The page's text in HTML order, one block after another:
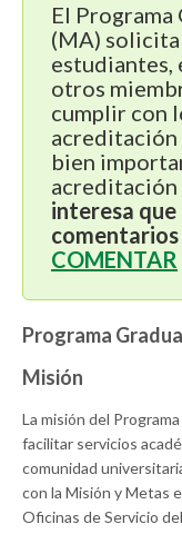
El Programa
(MA)
estudiantes,
otros
cumplir con
acreditación
bien
interesa que
comentarios
COMENTAR
Programa
Misión
La misión del
facilitar servicios
comunidad
con la Misión y Metas
Oficinas de Servicio